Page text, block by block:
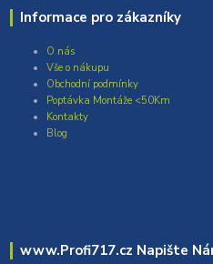
Informace pro zákazníky
O nás
Vše o nákupu
Obchodní podmínky
Poptávka Montáže <50Km
Kontakty
Blog
www.Profi717.cz Napište